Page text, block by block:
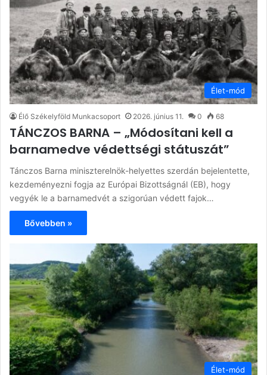
Élet-mód
Élő Székelyföld Munkacsoport 2026. június 11. 0 68
TÁNCZOS BARNA – „Módosítani kell a
barnamedve védettségi státuszát”
Tánczos Barna miniszterelnök-helyettes szerdán bejelentette,
kezdeményezni fogja az Európai Bizottságnál (EB), hogy
vegyék le a barnamedvét a szigorúan védett fajok…
Bővebben »
Élet-mód